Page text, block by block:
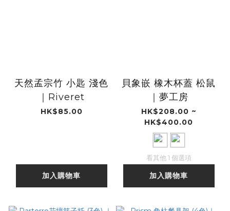
天然孟宗竹 小匙 淺色
｜Riveret
HK$85.00
加入購物車
貝象嵌 橡木杯蓋 松鼠
｜夢工房
HK$208.00 ~
HK$400.00
看其他 1 個選項
加入購物車